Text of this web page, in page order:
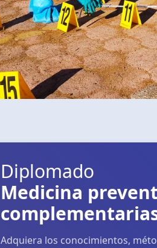
Diplomado
Medicina
Adquiera los conocimientos,